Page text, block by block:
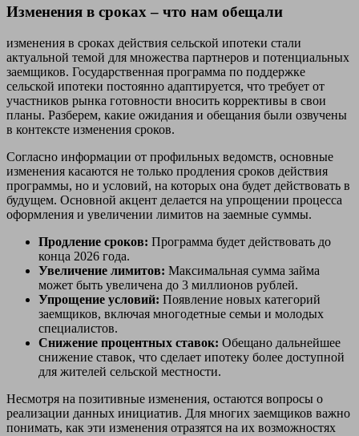
Изменения в сроках – что нам обещали
изменения в сроках действия сельской ипотеки стали
актуальной темой для множества партнеров и потенциальных
заемщиков. Государственная программа по поддержке
сельской ипотеки постоянно адаптируется, что требует от
участников рынка готовности вносить коррективы в свои
планы. Разберем, какие ожидания и обещания были озвучены
в контексте изменения сроков.
Согласно информации от профильных ведомств, основные
изменения касаются не только продления сроков действия
программы, но и условий, на которых она будет действовать в
будущем. Основной акцент делается на упрощении процесса
оформления и увеличении лимитов на заемные суммы.
Продление сроков: Программа будет действовать до
конца 2026 года.
Увеличение лимитов: Максимальная сумма займа
может быть увеличена до 3 миллионов рублей.
Упрощение условий: Появление новых категорий
заемщиков, включая многодетные семьи и молодых
специалистов.
Снижение процентных ставок: Обещано дальнейшее
снижение ставок, что сделает ипотеку более доступной
для жителей сельской местности.
Несмотря на позитивные изменения, остаются вопросы о
реализации данных инициатив. Для многих заемщиков важно
понимать, как эти изменения отразятся на их возможностях